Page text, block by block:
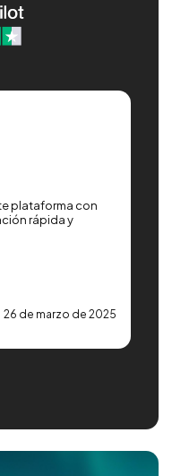
plataforma con
rápida y
26 de marzo de 2025